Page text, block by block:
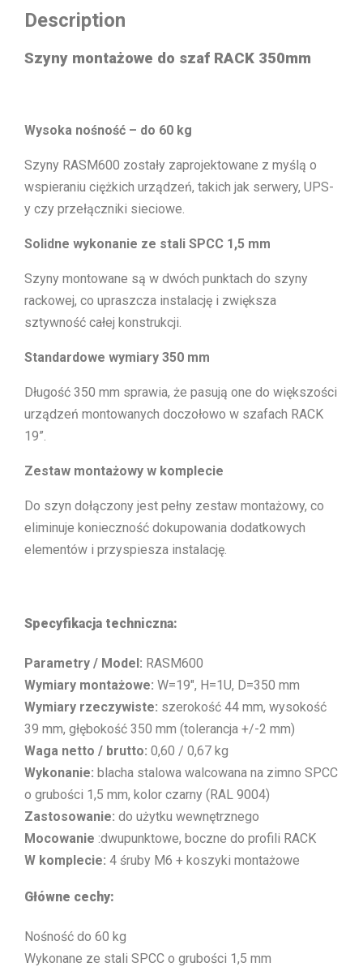
Description
Szyny montażowe do szaf RACK 350mm
Wysoka nośność – do 60 kg
Szyny RASM600 zostały zaprojektowane z myślą o
wspieraniu ciężkich urządzeń, takich jak serwery, UPS-
y czy przełączniki sieciowe.
Solidne wykonanie ze stali SPCC 1,5 mm
Szyny montowane są w dwóch punktach do szyny
rackowej, co upraszcza instalację i zwiększa
sztywność całej konstrukcji.
Standardowe wymiary 350 mm
Długość 350 mm sprawia, że pasują one do większości
urządzeń montowanych doczołowo w szafach RACK
19”.
Zestaw montażowy w komplecie
Do szyn dołączony jest pełny zestaw montażowy, co
eliminuje konieczność dokupowania dodatkowych
elementów i przyspiesza instalację.
Specyfikacja techniczna:
Parametry / Model: RASM600
Wymiary montażowe: W=19″, H=1U, D=350 mm
Wymiary rzeczywiste: szerokość 44 mm, wysokość
39 mm, głębokość 350 mm (tolerancja +/-2 mm)
Waga netto / brutto: 0,60 / 0,67 kg
Wykonanie: blacha stalowa walcowana na zimno SPCC
o grubości 1,5 mm, kolor czarny (RAL 9004)
Zastosowanie: do użytku wewnętrznego
Mocowanie :dwupunktowe, boczne do profili RACK
W komplecie: 4 śruby M6 + koszyki montażowe
Główne cechy:
Nośność do 60 kg
Wykonane ze stali SPCC o grubości 1,5 mm